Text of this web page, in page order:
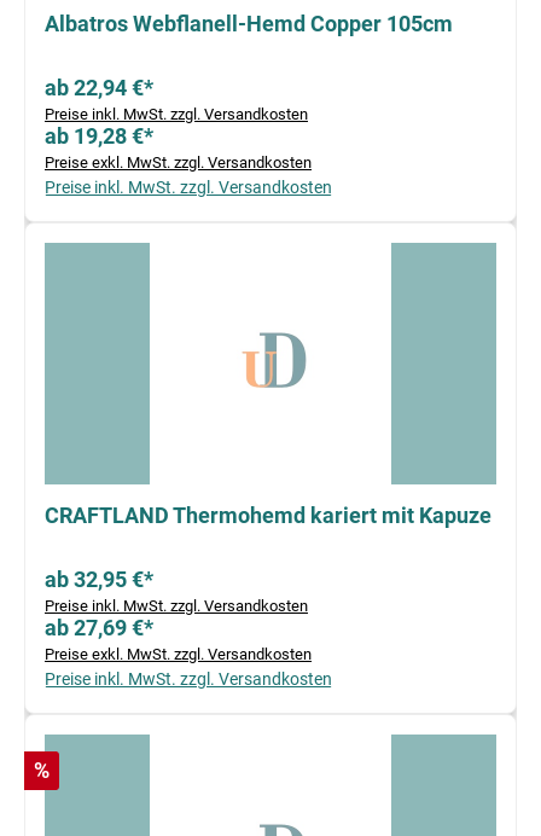
Albatros Webflanell-Hemd Copper 105cm
ab 22,94 €*
Preise inkl. MwSt. zzgl. Versandkosten
ab 19,28 €*
Preise exkl. MwSt. zzgl. Versandkosten
Preise inkl. MwSt. zzgl. Versandkosten
CRAFTLAND Thermohemd kariert mit Kapuze
ab 32,95 €*
Preise inkl. MwSt. zzgl. Versandkosten
ab 27,69 €*
Preise exkl. MwSt. zzgl. Versandkosten
Preise inkl. MwSt. zzgl. Versandkosten
Rabatt
%